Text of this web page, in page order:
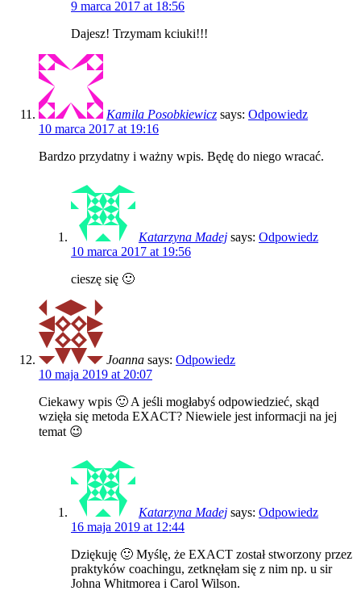
9 marca 2017 at 18:56
Dajesz! Trzymam kciuki!!!
Kamila Posobkiewicz says: Odpowiedz
10 marca 2017 at 19:16
Bardzo przydatny i ważny wpis. Będę do niego wracać.
Katarzyna Madej says: Odpowiedz
10 marca 2017 at 19:56
cieszę się 🙂
Joanna says: Odpowiedz
10 maja 2019 at 20:07
Ciekawy wpis 🙂 A jeśli mogłabyś odpowiedzieć, skąd
wzięła się metoda EXACT? Niewiele jest informacji na jej
temat 😉
Katarzyna Madej says: Odpowiedz
16 maja 2019 at 12:44
Dziękuję 🙂 Myślę, że EXACT został stworzony przez
praktyków coachingu, zetknęłam się z nim np. u sir
Johna Whitmorea i Carol Wilson.